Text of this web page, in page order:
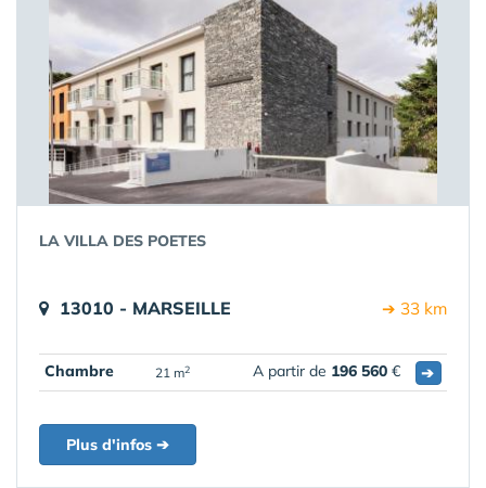
LA VILLA DES POETES
13010 - MARSEILLE ➔ 33 km
Chambre 21 m2 A partir de 196 560 € ➔
Plus d'infos ➔